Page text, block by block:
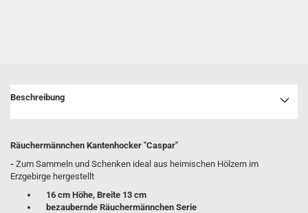
Beschreibung
Räuchermännchen Kantenhocker "Caspar"
- Zum Sammeln und Schenken ideal aus heimischen Hölzern im
Erzgebirge hergestellt
16 cm Höhe, Breite 13 cm
bezaubernde Räuchermännchen Serie